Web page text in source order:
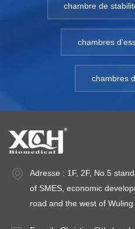
chambre de
chambres
chambres
Adresse : 1F, 2F, No.5
of SMES, economic
road and the west of